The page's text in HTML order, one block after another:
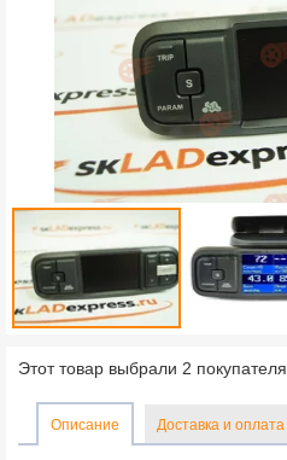
Этот товар выбрали 2 покупателя
Описание Доставка и оплата